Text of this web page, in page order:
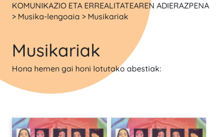
KOMUNIKAZIO ETA ERREALITATEAREN ADIERAZPENA
> Musika-lengoaia > Musikariak
Musikariak
Hona hemen gai honi lotutako abestiak: